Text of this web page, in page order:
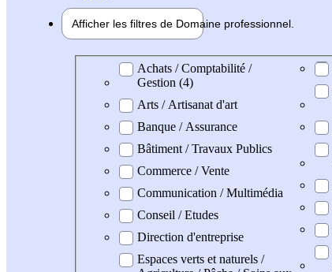
Afficher les filtres de Domaine professionnel
Domaine professionel
Achats / Comptabilité /
Gestion (4)
Arts / Artisanat d'art
Banque / Assurance
Bâtiment / Travaux Publics
Commerce / Vente
Communication / Multimédia
Conseil / Etudes
Direction d'entreprise
Espaces verts et naturels /